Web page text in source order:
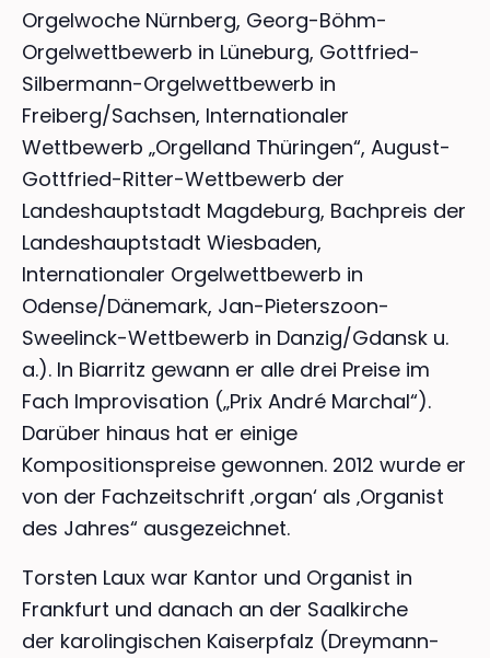
Orgelwoche Nürnberg, Georg-Böhm-
Orgelwettbewerb in Lüneburg, Gottfried-
Silbermann-Orgelwettbewerb in
Freiberg/Sachsen, Internationaler
Wettbewerb „Orgelland Thüringen“, August-
Gottfried-Ritter-Wettbewerb der
Landeshauptstadt Magdeburg, Bachpreis der
Landeshauptstadt Wiesbaden,
Internationaler Orgelwettbewerb in
Odense/Dänemark, Jan-Pieterszoon-
Sweelinck-Wettbewerb in Danzig/Gdansk u.
a.). In Biarritz gewann er alle drei Preise im
Fach Improvisation („Prix André Marchal“).
Darüber hinaus hat er einige
Kompositionspreise gewonnen. 2012 wurde er
von der Fachzeitschrift ‚organ‘ als ‚Organist
des Jahres“ ausgezeichnet.
Torsten Laux war Kantor und Organist in
Frankfurt und danach an der Saalkirche
der karolingischen Kaiserpfalz (Dreymann-